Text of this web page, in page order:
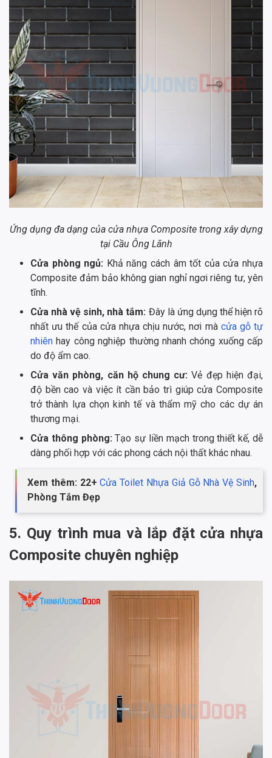
Ứng dụng đa dạng của cửa nhựa Composite trong xây dựng
tại Cầu Ông Lãnh
Cửa phòng ngủ: Khả năng cách âm tốt của cửa nhựa
Composite đảm bảo không gian nghỉ ngơi riêng tư, yên
tĩnh.
Cửa nhà vệ sinh, nhà tắm: Đây là ứng dụng thể hiện rõ
nhất ưu thế của cửa nhựa chịu nước, nơi mà cửa gỗ tự
nhiên hay công nghiệp thường nhanh chóng xuống cấp
do độ ẩm cao.
Cửa văn phòng, căn hộ chung cư:Vẻ đẹp hiện đại,
độ bền cao và việc ít cần bảo trì giúp cửa Composite
trở thành lựa chọn kinh tế và thẩm mỹ cho các dự án
thương mại.
Cửa thông phòng:Tạo sự liền mạch trong thiết kế, dễ
dàng phối hợp với các phong cách nội thất khác nhau.
Xem thêm: 22+Cửa Toilet Nhựa Giả Gỗ Nhà Vệ Sinh,
Phòng Tắm Đẹp
5. Quy trình mua và lắp đặt cửa nhựa
Composite chuyên nghiệp